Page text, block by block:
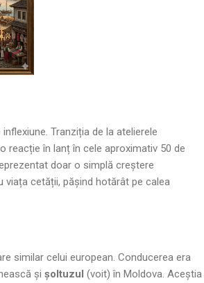
Tranziția de la atelierele
reacție în lanț în cele aproximativ 50 de
doar o simplă creștere
cetății, pășind hotărât pe calea
similar celui european. Conducerea era
și șoltuzul (voit) în Moldova. Aceștia